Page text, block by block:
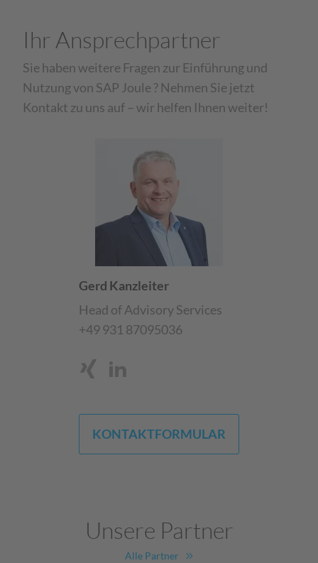
Ihr Ansprechpartner
Sie haben weitere Fragen zur Einführung und
Nutzung von SAP Joule ? Nehmen Sie jetzt
Kontakt zu uns auf – wir helfen Ihnen weiter!
Gerd Kanzleiter
Head of Advisory Services
+49 931 87095036
KONTAKTFORMULAR
Unsere Partner
Alle Partner